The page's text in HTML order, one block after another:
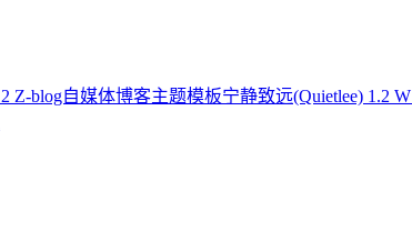
2 Z-blog自媒体博客主题模板宁静致远(Quietlee) 1.2 W